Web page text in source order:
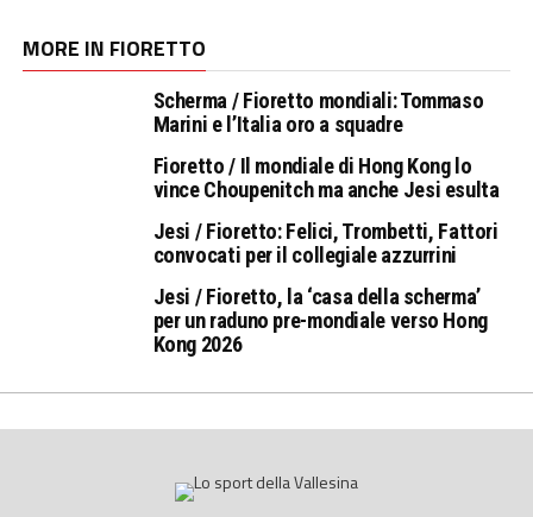
MORE IN FIORETTO
Scherma / Fioretto mondiali: Tommaso
Marini e l’Italia oro a squadre
Fioretto / Il mondiale di Hong Kong lo
vince Choupenitch ma anche Jesi esulta
Jesi / Fioretto: Felici, Trombetti, Fattori
convocati per il collegiale azzurrini
Jesi / Fioretto, la ‘casa della scherma’
per un raduno pre-mondiale verso Hong
Kong 2026